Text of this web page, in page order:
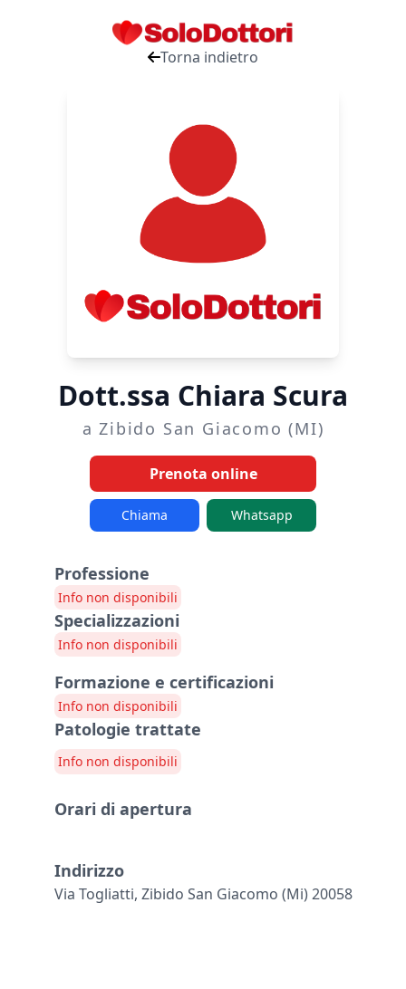
Torna indietro
Dott.ssa Chiara Scura
a Zibido San Giacomo (MI)
Prenota online
Chiama Whatsapp
Professione
Info non disponibili
Specializzazioni
Info non disponibili
Formazione e certificazioni
Info non disponibili
Patologie trattate
Info non disponibili
Orari di apertura
Indirizzo
Via Togliatti, Zibido San Giacomo (mi) 20058